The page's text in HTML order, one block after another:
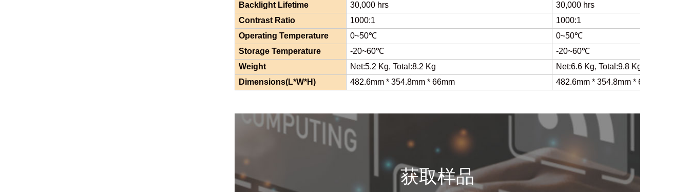
Backlight Lifetime
30,000 hrs
30,000 hrs
Contrast Ratio
1000:1
1000:1
Operating Temperature
0~50℃
0~50℃
Storage Temperature
-20~60℃
-20~60℃
Weight
Net:5.2 Kg, Total:8.2 Kg
Net:6.6 Kg, Total:9.8 Kg
Dimensions(L*W*H)
482.6mm * 354.8mm * 66mm 482.6mm * 354.8mm * 65mm
获取样品